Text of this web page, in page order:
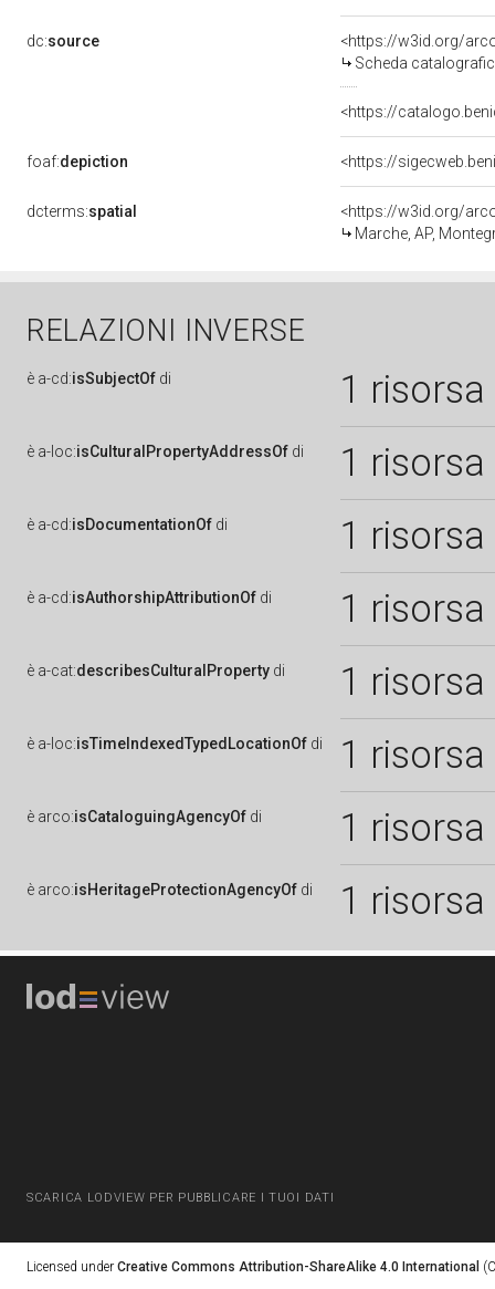
dc:source
<https://w3id.org/
Scheda
<https://
foaf:depiction <https://
dcterms:spatial
<https://w3id.org/
Marche, AP,
RELAZIONI INVERSE
è a-cd:isSubjectOf di 1 risorsa
è a-loc:isCulturalPropertyAddressOf di 1 risorsa
è a-cd:isDocumentationOf di 1 risorsa
è a-cd:isAuthorshipAttributionOf di 1 risorsa
è a-cat:describesCulturalProperty di 1 risorsa
è a-loc:isTimeIndexedTypedLocationOf di 1 risorsa
è arco:isCataloguingAgencyOf di 1 risorsa
è arco:isHeritageProtectionAgencyOf di 1 risorsa
SCARICA LODVIEW PER PUBBLICARE I TUOI DATI
Licensed under Creative Commons Attribution-ShareAlike 4.0 International